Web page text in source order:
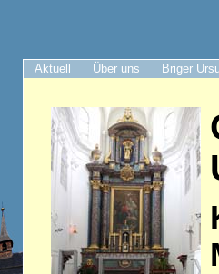
Aktuell Über uns Briger